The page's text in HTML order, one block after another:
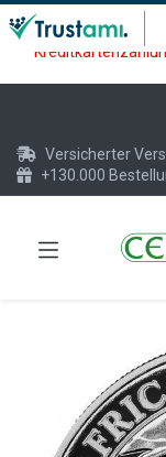
Wartungsarbeiten
Zeit vom
Versicherter
+130.000